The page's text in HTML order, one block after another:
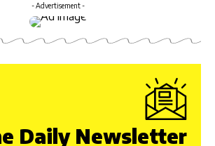
- Advertisement -
Daily Newsletter